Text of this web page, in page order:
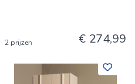
2 prijzen € 274,99